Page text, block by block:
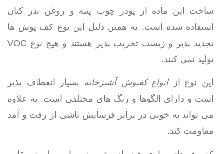
ساخت این ماده از پودر چوب پنبه و روغن بذر کتان
استفاده شده است. به همین دلیل این نوع کف پوش ها
تجدید پذیر و زیست تخریب پذیر هستند و هیچ نوع VOC
تولید نمی کنند.
این نوع ازانواع کفپوش آشپزخانه
بسیار انعطاف پذیر
است و دارای الگوها و رنگ های مختلفی است. به علاوه
می تواند به خوبی در برابر فرسایش ناشی از رفت و آمد
مقاومت کند.